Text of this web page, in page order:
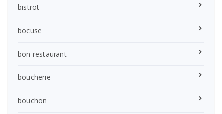
bistrot
bocuse
bon restaurant
boucherie
bouchon